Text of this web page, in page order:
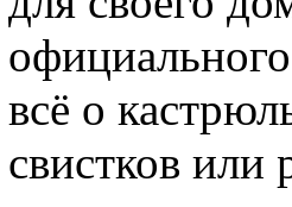
всё о
свистков или